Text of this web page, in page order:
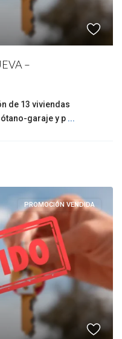
–
de 13 viviendas
garaje y p ...
PROMOCIÓN VENDIDA